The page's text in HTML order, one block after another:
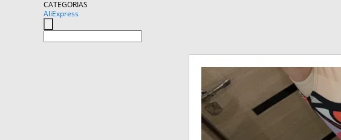
CATEGORIAS
AliExpress